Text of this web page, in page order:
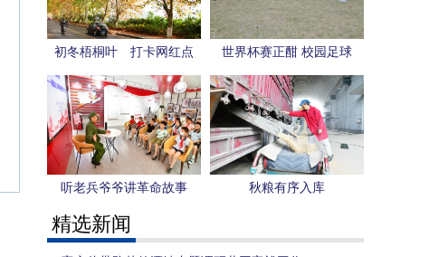
初冬梧桐叶 打卡网红点
世界杯赛正酣 校园足球
更“热”
听老兵爷爷讲革命故事 秋粮有序入库
精选新闻